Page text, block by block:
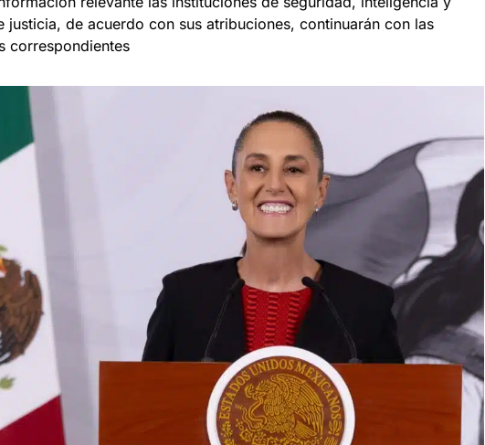
justicia, de acuerdo con sus atribuciones, continuarán con las
correspondientes